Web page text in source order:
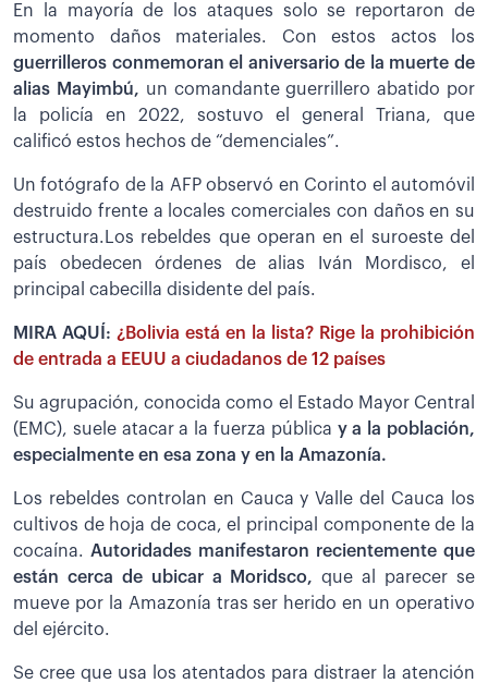
En la mayoría de los ataques solo se reportaron de
momento daños materiales. Con estos actos los
guerrilleros conmemoran el aniversario de la muerte de
alias Mayimbú, un comandante guerrillero abatido por
la policía en 2022, sostuvo el general Triana, que
calificó estos hechos de “demenciales”.
Un fotógrafo de la AFP observó en Corinto el automóvil
destruido frente a locales comerciales con daños en su
estructura.Los rebeldes que operan en el suroeste del
país obedecen órdenes de alias Iván Mordisco, el
principal cabecilla disidente del país.
MIRA AQUÍ: ¿Bolivia está en la lista? Rige la prohibición
de entrada a EEUU a ciudadanos de 12 países
Su agrupación, conocida como el Estado Mayor Central
(EMC), suele atacar a la fuerza pública y a la población,
especialmente en esa zona y en la Amazonía.
Los rebeldes controlan en Cauca y Valle del Cauca los
cultivos de hoja de coca, el principal componente de la
cocaína. Autoridades manifestaron recientemente que
están cerca de ubicar a Moridsco, que al parecer se
mueve por la Amazonía tras ser herido en un operativo
del ejército.
Se cree que usa los atentados para distraer la atención